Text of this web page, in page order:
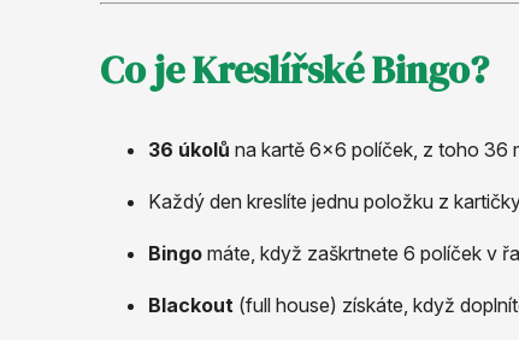
Co je Kreslířské Bingo?
36 úkolů na kartě 6×6 políček, z toho 36
Každý den kreslíte jednu položku z
Bingo máte, když zaškrtnete 6 políček v
Blackout (full house) získáte, když